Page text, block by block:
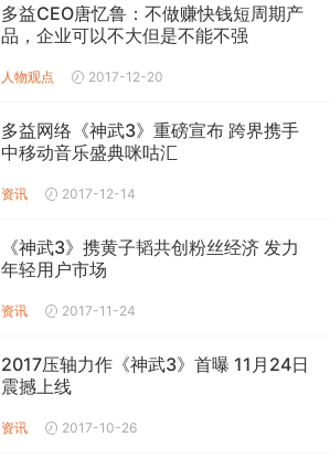
多益CEO唐忆鲁：不做赚快钱短周期产
品，企业可以不大但是不能不强
人物观点 2017-12-20
多益网络《神武3》重磅宣布 跨界携手
中移动音乐盛典咪咕汇
资讯 2017-12-14
《神武3》携黄子韬共创粉丝经济 发力
年轻用户市场
资讯 2017-11-24
2017压轴力作《神武3》首曝 11月24日
震撼上线
资讯 2017-10-26